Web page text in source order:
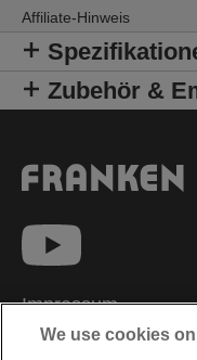
Affiliate-Hinweis
Zubehör &
Impressum
We use cookies